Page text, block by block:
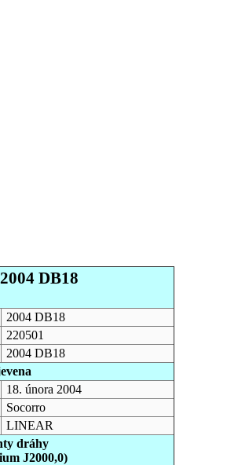
DB18
2004 DB18
220501
2004 DB18
18. února 2004
Socorro
LINEAR
dráhy
J2000,0)